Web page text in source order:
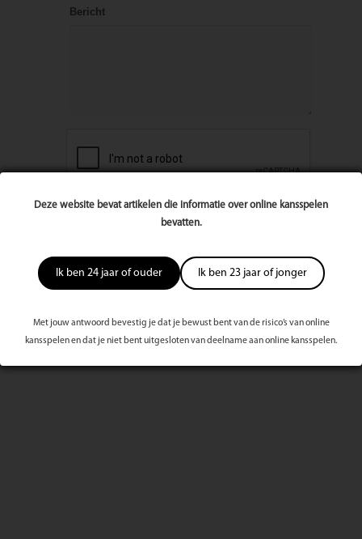
Deze website bevat artikelen die informatie over online kansspelen
bevatten.
Ik ben 24 jaar of ouder Ik ben 23 jaar of jonger
Met jouw antwoord bevestig je dat je bewust bent van de risico’s van online
kansspelen en dat je niet bent uitgesloten van deelname aan online kansspelen.
Bericht
Meest bekeken dit kwartaal